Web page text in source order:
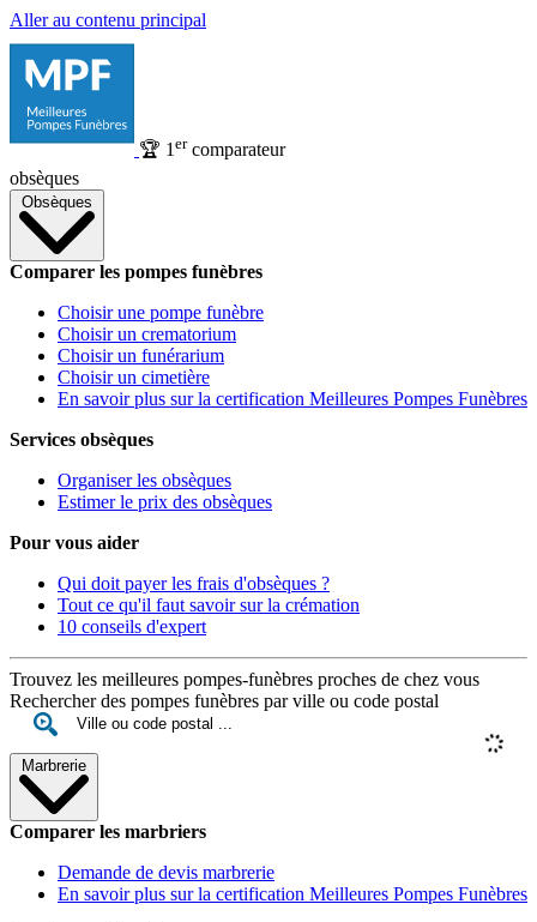
Aller au contenu principal
🏆 1 ercomparateur
obsèques
Obsèques
Comparer les pompes funèbres
Choisir une pompe funèbre
Choisir un crematorium
Choisir un funérarium
Choisir un cimetière
En savoir plus sur la certification Meilleures Pompes Funèbres
Services obsèques
Organiser les obsèques
Estimer le prix des obsèques
Pour vous aider
Qui doit payer les frais d'obsèques ?
Tout ce qu'il faut savoir sur la crémation
10 conseils d'expert
Trouvez les meilleures pompes-funèbres proches de chez vous
Rechercher des pompes funèbres par ville ou code postal
Marbrerie
Comparer les marbriers
Demande de devis marbrerie
En savoir plus sur la certification Meilleures Pompes Funèbres